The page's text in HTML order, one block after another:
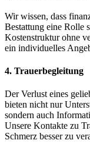
Wir wissen, dass
Bestattung eine Rolle
Kostenstruktur ohne
ein individuelles
4. Trauerbegleitung
Der Verlust eines
bieten nicht nur
sondern auch
Unsere Kontakte zu
Schmerz besser zu